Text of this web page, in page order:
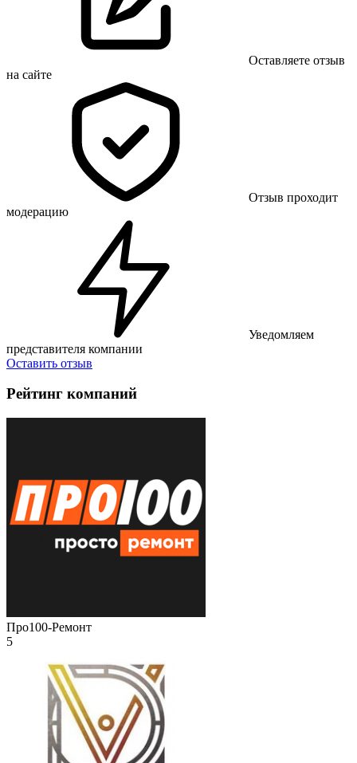
Оставляете отзыв
на сайте
Отзыв проходит
модерацию
Уведомляем
представителя компании
Оставить отзыв
Рейтинг компаний
Про100-Ремонт
5